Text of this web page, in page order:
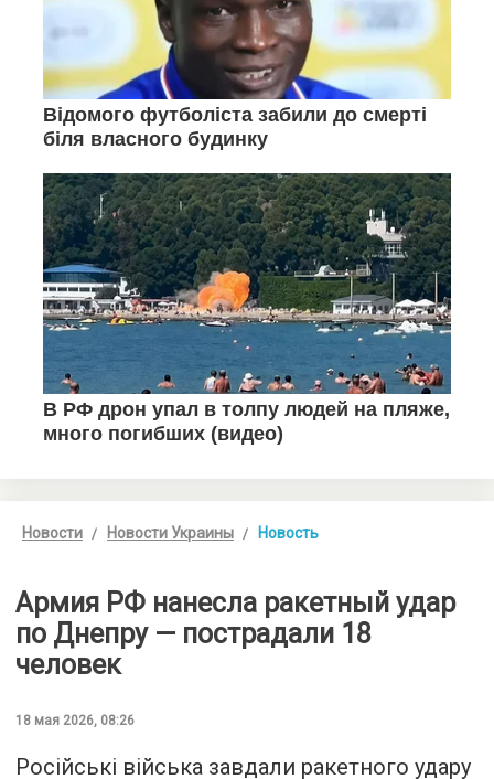
Новости Новости Украины Новость
Армия РФ нанесла ракетный удар
по Днепру — пострадали 18
человек
18 мая 2026, 08:26
Російські війська завдали ракетного удару